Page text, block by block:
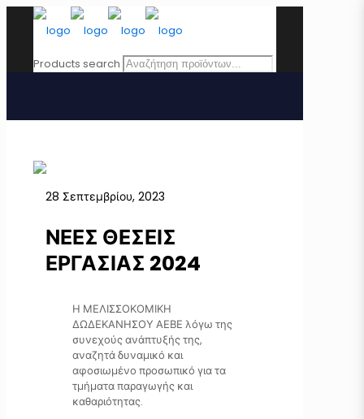
Products search
28 Σεπτεμβρίου, 2023
ΝΕΕΣ ΘΕΣΕΙΣ
ΕΡΓΑΣΙΑΣ 2024
Η ΜΕΛΙΣΣΟΚΟΜΙΚΗ
ΔΩΔΕΚΑΝΗΣΟΥ ΑΕΒΕ λόγω της
συνεχούς ανάπτυξής της,
αναζητά δυναμικό και
αφοσιωμένο προσωπικό για τα
τμήματα παραγωγής και
καθαριότητας.